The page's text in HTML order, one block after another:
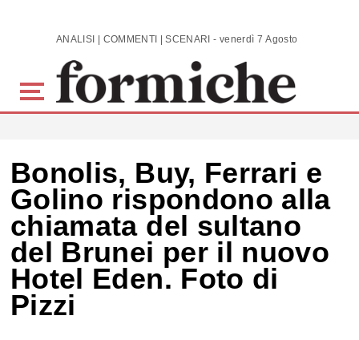
Skip to main content ANALISI | COMMENTI | SCENARI - venerdì 7 Agosto 2026
Bonolis, Buy, Ferrari e
Golino rispondono alla
chiamata del sultano
del Brunei per il nuovo
Hotel Eden. Foto di
Pizzi